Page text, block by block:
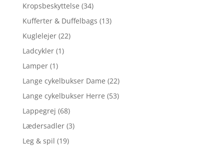
Kropsbeskyttelse (34)
Kufferter & Duffelbags (13)
Kuglelejer (22)
Ladcykler (1)
Lamper (1)
Lange cykelbukser Dame (22)
Lange cykelbukser Herre (53)
Lappegrej (68)
Lædersadler (3)
Leg & spil (19)